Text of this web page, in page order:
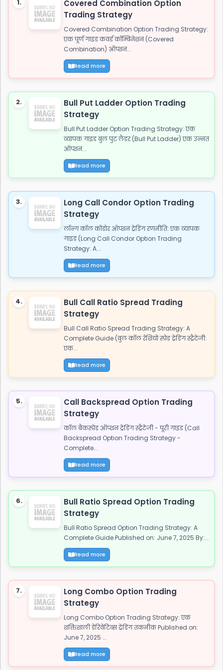
खडे सामने हो जाये तो...
1.
Covered Combination Option
Trading Strategy
Covered Combination Option Trading Strategy:
एक पूर्ण गाइड कवर्ड कॉम्बिनेशन (Covered
Combination) ऑप्शन...
Read more
2.
Bull Put Ladder Option Trading
Strategy
Bull Put Ladder Option Trading Strategy: एक
व्यापक गाइड बुल पुट लैडर (Bull Put Ladder) एक उन्नत
ऑप्शन...
Read more
3.
Long Call Condor Option Trading
Strategy
लॉन्ग कॉल कोंडोर ऑप्शन ट्रेडिंग रणनीति: एक व्यापक
गाइड (Long Call Condor Option Trading
Strategy: A...
Read more
4.
Bull Call Ratio Spread Trading
Strategy
Bull Call Ratio Spread Trading Strategy: A
Complete Guide (बुल कॉल रेशियो स्प्रेड ट्रेडिंग स्ट्रैटेजी:
एक...
Read more
5.
Call Backspread Option Trading
Strategy
कॉल बैकस्प्रेड ऑप्शन ट्रेडिंग स्ट्रैटेजी - पूरी गाइड (Call
Backspread Option Trading Strategy -
Complete...
Read more
6.
Bull Ratio Spread Option Trading
Strategy
Bull Ratio Spread Option Trading Strategy: A
Complete Guide Published on: June 7, 2025 By:...
Read more
7.
Long Combo Option Trading
Strategy
Long Combo Option Trading Strategy: एक
शक्तिशाली डेरिवेटिव्स ट्रेडिंग तकनीक Published on:
June 7, 2025 ...
Read more